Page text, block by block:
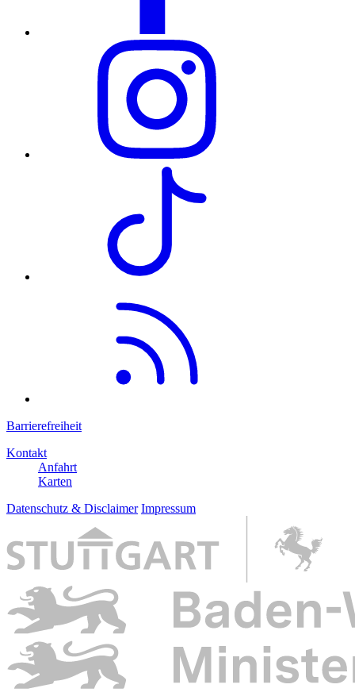
Barrierefreiheit
Kontakt
Anfahrt
Karten
Datenschutz & Disclaimer Impressum